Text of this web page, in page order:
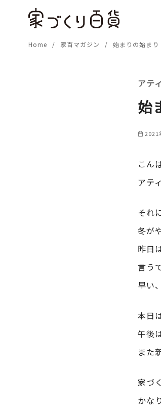
Home 家百マガジン 始まりの始まり
アテ
始
2021
こん
アテ
それ
冬が
昨日
言う
早い
本日
午後
また
家づ
かな